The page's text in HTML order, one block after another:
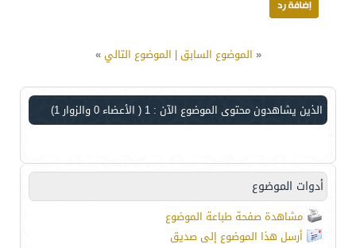
« الموضوع السابق| الموضوع التالي»
الذين يشاهدون محتوى الموضوع الآن : 1 ( الأعضاء 0 والزوار 1)
أدوات الموضوع
مشاهدة صفحة طباعة الموضوع
أرسل هذا الموضوع إلى صديق